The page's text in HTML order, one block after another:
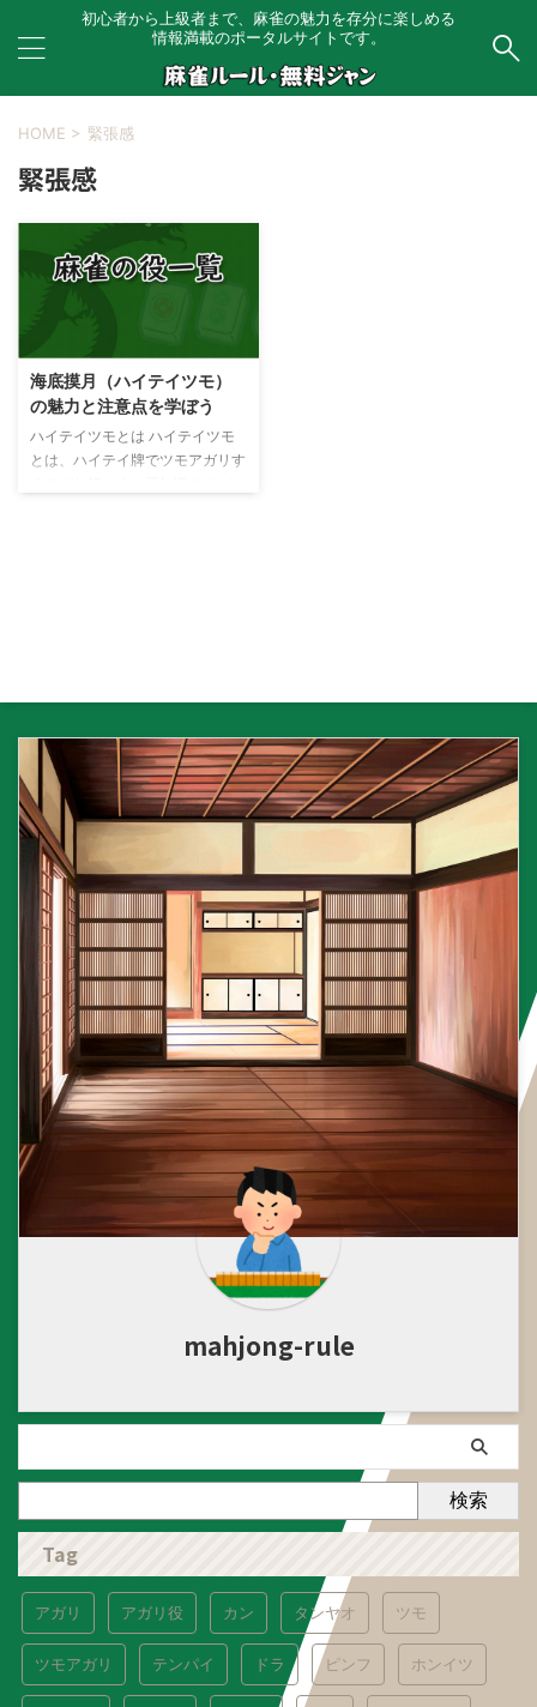
初心者から上級者まで、麻雀の魅力を存分に楽しめる
情報満載のポータルサイトです。
HOME > 緊張感
緊張感
海底摸月（ハイテイツモ）
の魅力と注意点を学ぼう
ハイテイツモとは ハイテイツモ
とは、ハイテイ牌でツモアガリす
しかチャンスのない役で、作ろう
ので初めからハイテイツモを期待
してはいけません！。 海底牌
（ハイテイハイ）とは その局で
ツモル事のできる最後の牌を海底
牌 ...
mahjong-rule
検索
Tag
アガリ アガリ役 カン タンヤオ ツモ
ツモアガリ テンパイ ドラ ピンフ ホンイツ